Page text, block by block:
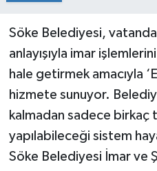
Söke Belediyesi,
anlayışıyla imar
hale getirmek amacıyla
hizmete sunuyor.
kalmadan sadece birkaç
yapılabileceği sistem
Söke Belediyesi İmar ve